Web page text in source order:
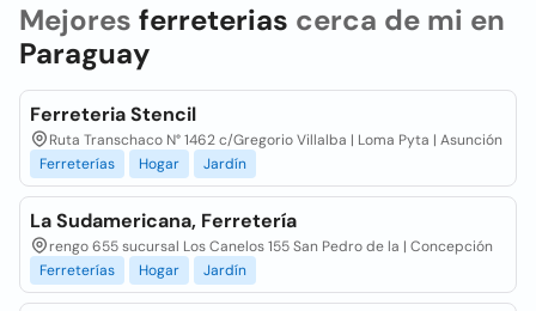
Mejores ferreterias cerca de mi en
Paraguay
Ferreteria Stencil
Ruta Transchaco N° 1462 c/Gregorio Villalba | Loma Pyta | Asunción
Ferreterías
Hogar Jardín
La Sudamericana, Ferretería
rengo 655 sucursal Los Canelos 155 San Pedro de la | Concepción
Ferreterías
Hogar Jardín